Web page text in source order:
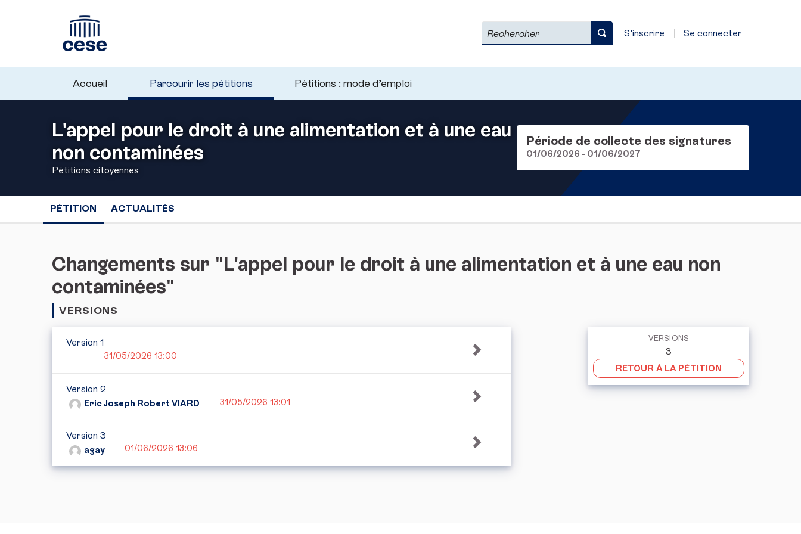
Rechercher S'inscrire Se connecter
Accueil Parcourir les pétitions Pétitions : mode d’emploi
L'appel pour le droit à une alimentation et à une eau
non contaminées
Pétitions citoyennes
Période de collecte des signatures
01/06/2026 - 01/06/2027
PÉTITION ACTUALITÉS
Changements sur "L'appel pour le droit à une alimentation et à une eau non
contaminées"
VERSIONS
Version 1
31/05/2026 13:00
Version 2
Eric Joseph Robert VIARD 31/05/2026 13:01
Version 3
agay 01/06/2026 13:06
VERSIONS
3
RETOUR À LA PÉTITION